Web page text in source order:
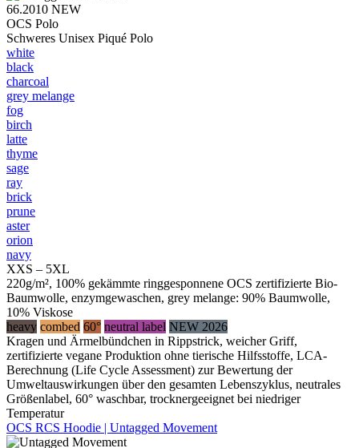
66.2010 NEW
OCS Polo
Schweres Unisex Piqué Polo
white
black
charcoal
grey melange
fog
birch
latte
thyme
sage
ray
brick
prune
aster
orion
navy
XXS – 5XL
220g/m², 100% gekämmte ringgesponnene OCS zertifizierte Bio-
Baumwolle, enzymgewaschen, grey melange: 90% Baumwolle,
10% Viskose
heavy combed 60° neutral label NEW 2026
Kragen und Ärmelbündchen in Rippstrick, weicher Griff,
zertifizierte vegane Produktion ohne tierische Hilfsstoffe, LCA-
Berechnung (Life Cycle Assessment) zur Bewertung der
Umweltauswirkungen über den gesamten Lebenszyklus, neutrales
Größenlabel, 60° waschbar, trocknergeeignet bei niedriger
Temperatur
OCS RCS Hoodie | Untagged Movement